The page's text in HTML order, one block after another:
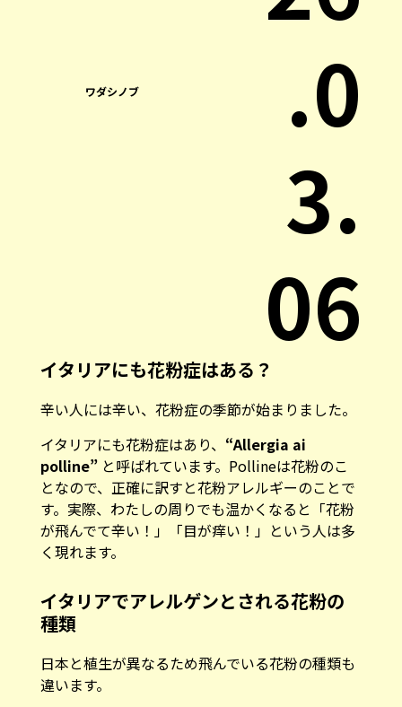
ワダシノブ
.0
3.
06
イタリアにも花粉症はある？
辛い人には辛い、花粉症の季節が始まりました。
イタリアにも花粉症はあり、 “Allergia ai
polline”と呼ばれています。Pollineは花粉のこ
となので、正確に訳すと花粉アレルギーのことで
す。実際、わたしの周りでも温かくなると「花粉
が飛んでて辛い！」「目が痒い！」という人は多
く現れます。
イタリアでアレルゲンとされる花粉の
種類
日本と植生が異なるため飛んでいる花粉の種類も
違います。